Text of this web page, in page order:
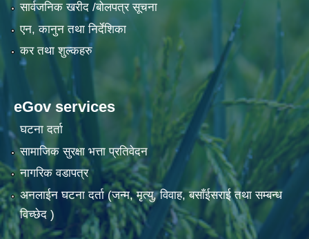
सार्वजनिक खरीद /बोलपत्र सूचना
एन, कानुन तथा निर्देशिका
कर तथा शुल्कहरु
eGov services
घटना दर्ता
सामाजिक सुरक्षा भत्ता प्रतिवेदन
नागरिक वडापत्र
अनलाईन घटना दर्ता (जन्म, मृत्यु, विवाह, बसाँईसराई तथा सम्बन्ध
विच्छेद )